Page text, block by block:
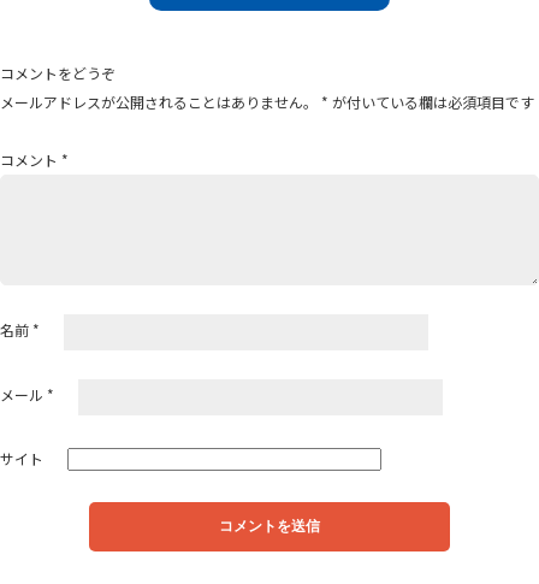
ー
シ
ン
コメントをどうぞ
メールアドレスが公開されることはありません。
* が付いている欄は必須項目です
コメント *
名前 *
メール *
サイト